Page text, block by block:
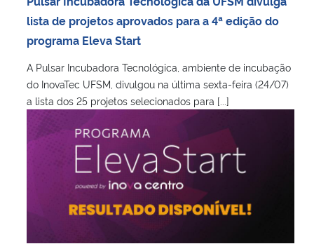
Ministério da Saúde
Ministério de Minas e Energia
Ministério do Meio Ambiente
lista de projetos aprovados para a 4ª edição do
programa Eleva Start
A Pulsar Incubadora Tecnológica, ambiente de incubação
do InovaTec UFSM, divulgou na última sexta-feira (24/07)
a lista dos 25 projetos selecionados para [...]